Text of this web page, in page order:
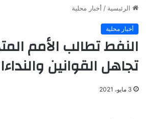
الرئيسية / أخبار محلية
أخبار محلية
النفط تطالب الأمم
تجاهل القوانين
3 مايو، 2021